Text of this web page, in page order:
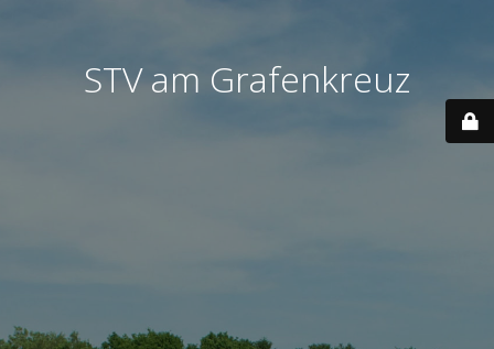
STV am Grafenkreuz